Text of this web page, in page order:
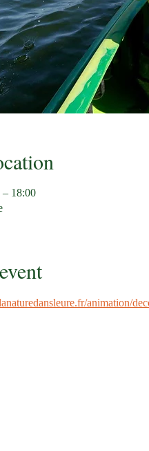
18:00
animation/